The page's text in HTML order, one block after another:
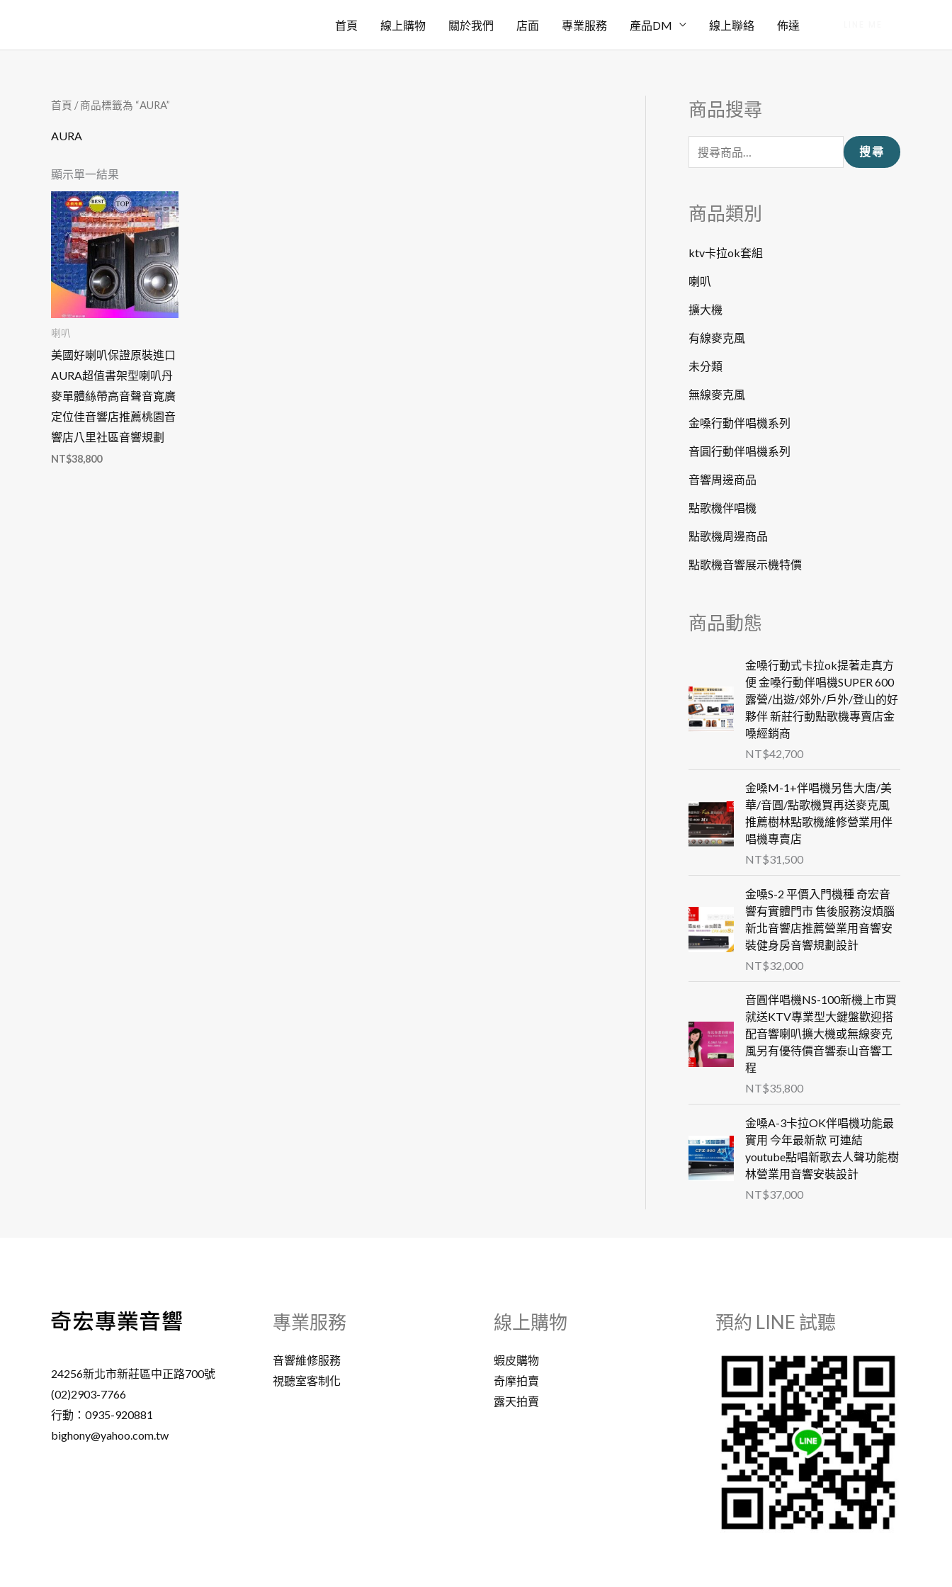
主
首頁 線上購物 關於我們 店面 專業服務 產品DM 線上聯絡 佈達
首頁 / 商品標籤為 “AURA”
AURA
顯示單一結果
喇叭
美國好喇叭保證原裝進口
AURA超值書架型喇叭丹
麥單體絲帶高音聲音寬廣
定位佳音響店推薦桃園音
響店八里社區音響規劃
NT$38,800
商品搜尋
搜
關
搜尋
商品類別
ktv卡拉ok套組
喇叭
擴大機
有線麥克風
未分類
無線麥克風
金嗓行動伴唱機系列
音圓行動伴唱機系列
音響周邊商品
點歌機伴唱機
點歌機周邊商品
點歌機音響展示機特價
商品動態
金嗓行動式卡拉ok提著走真方
便 金嗓行動伴唱機SUPER 600
露營/出遊/郊外/戶外/登山的好
夥伴 新莊行動點歌機專賣店金
嗓經銷商
NT$42,700
金嗓M-1+伴唱機另售大唐/美
華/音圓/點歌機買再送麥克風
推薦樹林點歌機維修營業用伴
唱機專賣店
NT$31,500
金嗓S-2 平價入門機種 奇宏音
響有實體門市 售後服務沒煩腦
新北音響店推薦營業用音響安
裝健身房音響規劃設計
NT$32,000
音圓伴唱機NS-100新機上市買
就送KTV專業型大鍵盤歡迎搭
配音響喇叭擴大機或無線麥克
風另有優待價音響泰山音響工
程
NT$35,800
金嗓A-3卡拉OK伴唱機功能最
實用 今年最新款 可連結
youtube點唱新歌去人聲功能樹
林營業用音響安裝設計
NT$37,000
24256新北市新莊區中正路700號
(02)2903-7766
行動：0935-920881
bighony@yahoo.com.tw
專業服務
音響維修服務
視聽室客制化
線上購物
蝦皮購物
奇摩拍賣
露天拍賣
預約 LINE 試聽